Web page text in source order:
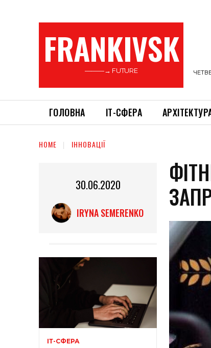
FRANKIVSK
———→ FUTURE
ГОЛОВНА ІТ-СФЕРА
HOME ІННОВАЦІЇ
30.06.2020
IRYNA SEMERENKO
ІТ-СФЕРА